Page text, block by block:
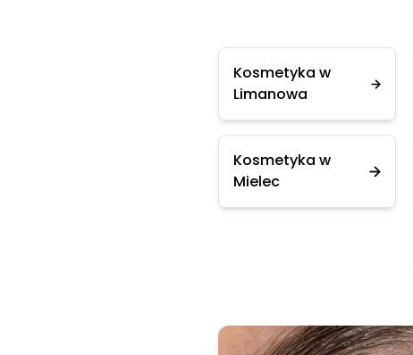
Kosmetyka w
Limanowa
Kosmetyka w
Mielec